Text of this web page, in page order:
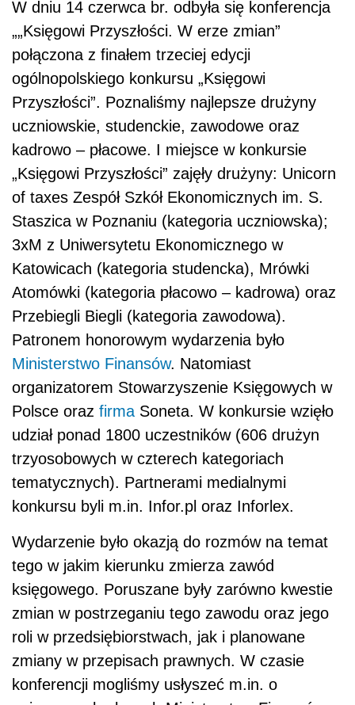
W dniu 14 czerwca br. odbyła się konferencja
„„Księgowi Przyszłości. W erze zmian”
połączona z finałem trzeciej edycji
ogólnopolskiego konkursu „Księgowi
Przyszłości”. Poznaliśmy najlepsze drużyny
uczniowskie, studenckie, zawodowe oraz
kadrowo – płacowe. I miejsce w konkursie
„Księgowi Przyszłości” zajęły drużyny: Unicorn
of taxes Zespół Szkół Ekonomicznych im. S.
Staszica w Poznaniu (kategoria uczniowska);
3xM z Uniwersytetu Ekonomicznego w
Katowicach (kategoria studencka), Mrówki
Atomówki (kategoria płacowo – kadrowa) oraz
Przebiegli Biegli (kategoria zawodowa).
Patronem honorowym wydarzenia było
Ministerstwo Finansów. Natomiast
organizatorem Stowarzyszenie Księgowych w
Polsce oraz firma Soneta. W konkursie wzięło
udział ponad 1800 uczestników (606 drużyn
trzyosobowych w czterech kategoriach
tematycznych). Partnerami medialnymi
konkursu byli m.in. Infor.pl oraz Inforlex.
Wydarzenie było okazją do rozmów na temat
tego w jakim kierunku zmierza zawód
księgowego. Poruszane były zarówno kwestie
zmian w postrzeganiu tego zawodu oraz jego
roli w przedsiębiorstwach, jak i planowane
zmiany w przepisach prawnych. W czasie
konferencji mogliśmy usłyszeć m.in. o